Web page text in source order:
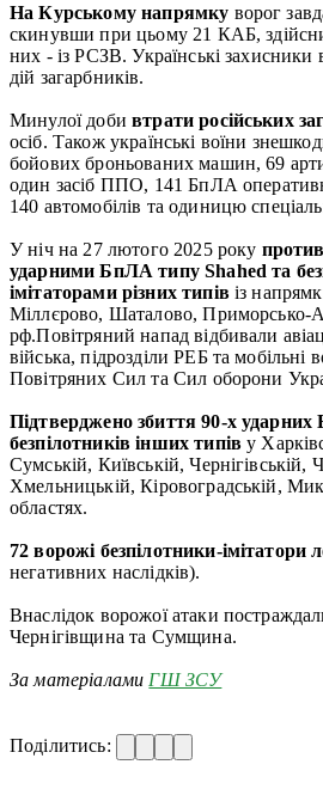
На Курському напрямку ворог
скинувши при цьому 21 КАБ,
них - із РСЗВ. Українські
дій загарбників.
Минулої добивтрати російських
осіб. Також українські воїни
бойових броньованих машин, 69
один засіб ППО, 141 БпЛА
140 автомобілів та одиницю
У ніч на 27 лютого 2025 року
ударними БпЛА типу Shahed та
імітаторами різних типівіз
Міллєрово, Шаталово, Приморсько-
рф.Повітряний напад відбивали
війська, підрозділи РЕБ та мобільні
Повітряних Сил та Сил оборони
Підтверджено збиття 90-х
безпілотників інших типів у
Сумській, Київській, Чернігівській,
Хмельницькій, Кіровоградській,
областях.
72 ворожі безпілотники-імітатори
негативних наслідків).
Внаслідок ворожої атаки
Чернігівщина та Сумщина.
За матеріалами ГШ ЗСУ
Поділитись: